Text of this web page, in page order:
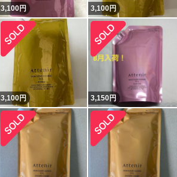
3,100円 3,100円
3,100円 3,150円